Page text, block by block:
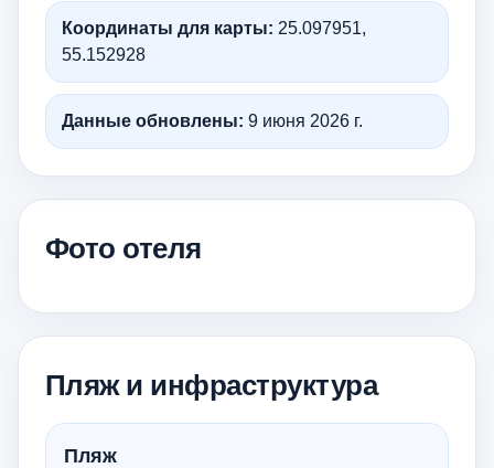
Координаты для карты: 25.097951,
55.152928
Данные обновлены: 9 июня 2026 г.
Фото отеля
Пляж и инфраструктура
Пляж